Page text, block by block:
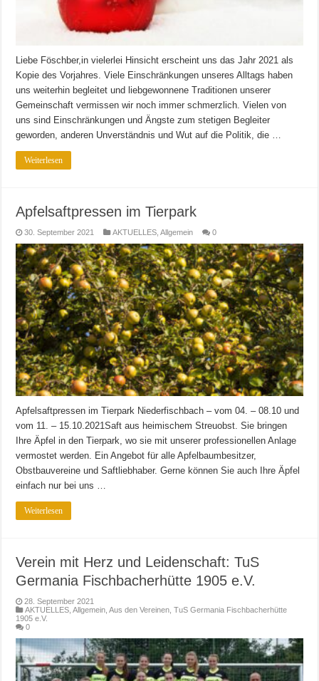
Liebe Föschber,in vielerlei Hinsicht erscheint uns das Jahr 2021 als
Kopie des Vorjahres. Viele Einschränkungen unseres Alltags haben
uns weiterhin begleitet und liebgewonnene Traditionen unserer
Gemeinschaft vermissen wir noch immer schmerzlich. Vielen von
uns sind Einschränkungen und Ängste zum stetigen Begleiter
geworden, anderen Unverständnis und Wut auf die Politik, die …
Weiterlesen
Apfelsaftpressen im Tierpark
30. September 2021 AKTUELLES ,Allgemein 0
Apfelsaftpressen im Tierpark Niederfischbach – vom 04. – 08.10 und
vom 11. – 15.10.2021Saft aus heimischem Streuobst. Sie bringen
Ihre Äpfel in den Tierpark, wo sie mit unserer professionellen Anlage
vermostet werden. Ein Angebot für alle Apfelbaumbesitzer,
Obstbauvereine und Saftliebhaber. Gerne können Sie auch Ihre Äpfel
einfach nur bei uns …
Weiterlesen
Verein mit Herz und Leidenschaft: TuS
Germania Fischbacherhütte 1905 e.V.
28. September 2021
AKTUELLES ,Allgemein ,Aus den Vereinen ,TuS Germania Fischbacherhütte
1905 e.V.
0